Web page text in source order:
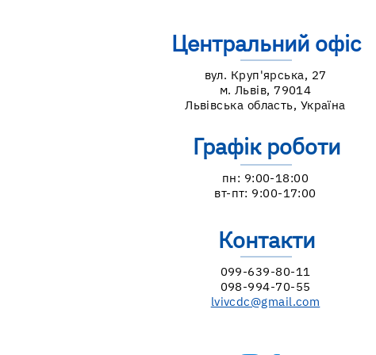
Центральний офіс
вул. Круп'ярська, 27
м. Львів, 79014
Львівська область, Україна
Графік роботи
пн: 9:00-18:00
вт-пт: 9:00-17:00
Контакти
099-639-80-11
098-994-70-55
lvivcdc@gmail.com